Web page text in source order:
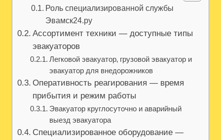
Роль специализированной службы
Эвамск24.ру
Ассортимент техники — доступные типы
эвакуаторов
Легковой эвакуатор‚ грузовой эвакуатор и
эвакуатор для внедорожников
Оперативность реагирования — время
прибытия и режим работы
Эвакуатор круглосуточно и аварийный
выезд эвакуатора
Специализированное оборудование —